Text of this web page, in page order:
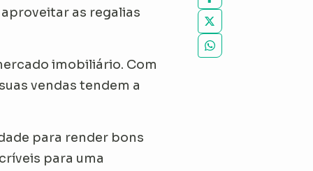
as regalias
imobiliário. Com
vendas tendem a
para render bons
para uma